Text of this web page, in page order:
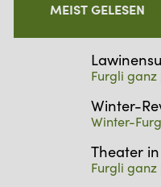
MEIST GELESEN
Furgli
Winter-
Winter-
Theater
Furgli